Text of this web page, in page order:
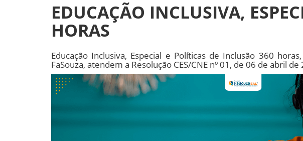
EDUCAÇÃO INCLUSIVA,
HORAS
Educação Inclusiva, Especial e Políticas de Inclusão 360
FaSouza, atendem a Resolução CES/CNE nº 01, de 06 de abril de